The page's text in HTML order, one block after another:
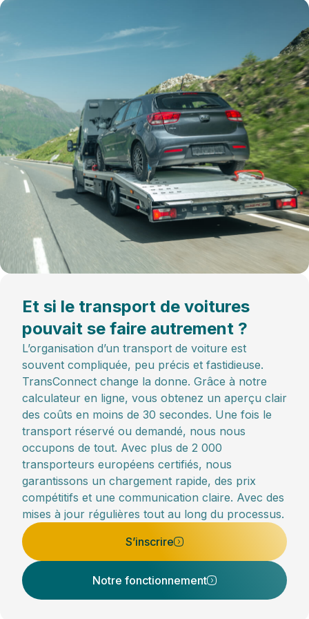
Et si le transport de voitures
pouvait se faire autrement ?
L’organisation d’un transport de voiture est
souvent compliquée, peu précis et fastidieuse.
TransConnect change la donne. Grâce à notre
calculateur en ligne, vous obtenez un aperçu clair
des coûts en moins de 30 secondes. Une fois le
transport réservé ou demandé, nous nous
occupons de tout. Avec plus de 2 000
transporteurs européens certifiés, nous
garantissons un chargement rapide, des prix
compétitifs et une communication claire. Avec des
mises à jour régulières tout au long du processus.
S’inscrire
Notre fonctionnement